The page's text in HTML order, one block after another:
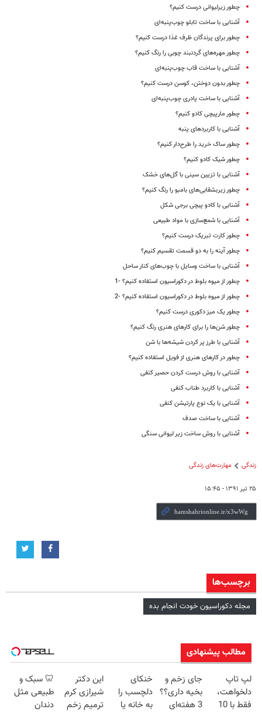
چطور زیرلیوانی درست کنیم؟
آشنایی با ساخت تابلو چوب‌پنبه‌ای
چطور برای پرندگان ظرف غذا درست کنیم؟
چطور مهره‌های گردنبند چوبی را رنگ کنیم؟
آشنایی با ساخت قاب چوب‌پنبه‌ای
چطور بدون دوختن، کوسن درست کنیم؟
آشنایی با ساخت پادری چوب‌پنبه‌ای
چطور مارپیچی کادو کنیم؟
آشنایی با کاربردهای پنبه
چطور ساک خرید را طرح‌دار کنیم؟
چطور شیک کادو کنیم؟
آشنایی با تزیین سینی با گل‌های خشک
چطور زیربشقابی‌های بامبو را رنگ کنیم؟
آشنایی با کادو پیچی برجی شکل
آشنایی با شمع‌سازی با مواد طبیعی
چطور کارت تبریک درست کنیم؟
چطور آینه را به دو قسمت تقسیم کنیم؟
‌آشنایی با ساخت وسایل با چوب‌های کنار ساحل
چطور از میوه بلوط در دکوراسیون استفاده کنیم؟ -1
چطور از میوه بلوط در دکوراسیون استفاده کنیم؟ -2
چطور یک میز دکوری درست کنیم؟
چطور شن‌ها را برای کارهای هنری رنگ کنیم؟
آشنایی با طرز پر کردن شیشه‌ها با شن
چطور در کارهای هنری از فویل استفاده کنیم؟
آشنایی با روش درست کردن حصیر کنفی
آشنایی با کاربرد طناب کنفی
آشنایی با یک نوع پارتیشن کنفی
آشنایی با ساخت صدف
آشنایی با روش ساخت زیر لیوانی سنگی
برچسب‌ها
مجله دکوراسیون خودت انجام بده
زندگی مهارت‌های زندگی
۲۵ تیر ۱۳۹۱ - ۱۵:۴۵
مطالب پیشنهادی
لپ تاپ
دلخواهت،
فقط با 10
جای زخم و
بخیه داری؟؟
3 هفته‌ای
خنکای
دلچسب را
به خانه یا
این دکتر
شیرازی کرم
ترمیم زخم
🦷 سبک و
طبیعی مثل
دندان